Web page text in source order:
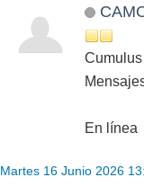
En línea
Martes 16 Junio 2026